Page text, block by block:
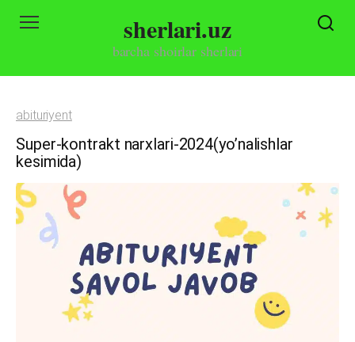
sherlari.uz
barcha shoirlar sherlari
abituriyent
Super-kontrakt narxlari-2024(yo’nalishlar
kesimida)